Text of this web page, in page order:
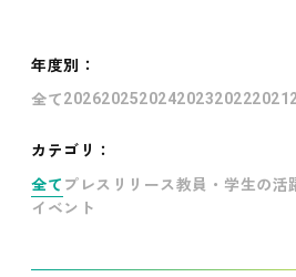
年度別 ：
全て202620252024202320222021
カテゴリ：
全て プレスリリース教員・学生の活
イベント